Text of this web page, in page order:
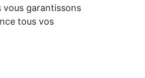
vous garantissons
tous vos